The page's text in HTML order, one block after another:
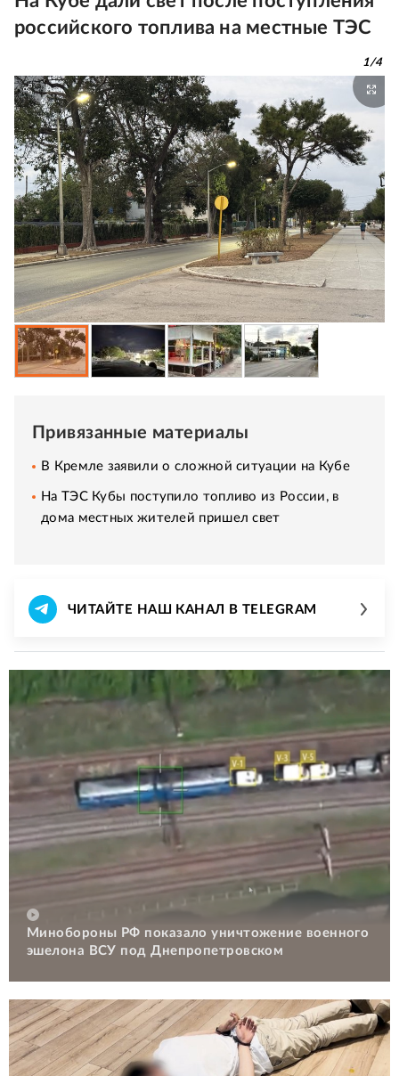
российского топлива на местные ТЭС
1/4
Привязанные материалы
В Кремле заявили о сложной ситуации на Кубе
На ТЭС Кубы поступило топливо из России, в
дома местных жителей пришел свет
ЧИТАЙТЕ НАШ КАНАЛ В TELEGRAM
Минобороны РФ показало уничтожение военного
эшелона ВСУ под Днепропетровском